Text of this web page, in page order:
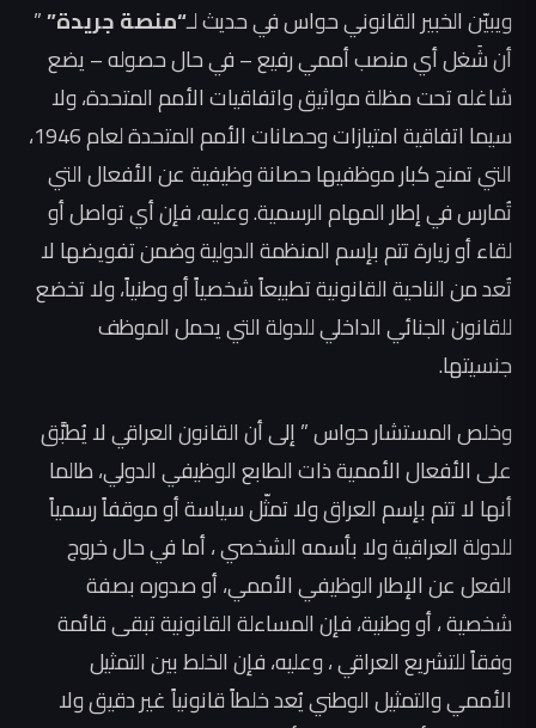
ويبيّن الخبير القانوني حواس في حديث لـ“منصة جريدة””
أن شَغل أي منصب أممي رفيع – في حال حصوله – يضع
شاغله تحت مظلة مواثيق واتفاقيات الأمم المتحدة، ولا
سيما اتفاقية امتيازات وحصانات الأمم المتحدة لعام 1946،
التي تمنح كبار موظفيها حصانة وظيفية عن الأفعال التي
تُمارس في إطار المهام الرسمية. وعليه، فإن أي تواصل أو
لقاء أو زيارة تتم بإسم المنظمة الدولية وضمن تفويضها لا
تُعد من الناحية القانونية تطبيعاً شخصياً أو وطنياً، ولا تخضع
للقانون الجنائي الداخلي للدولة التي يحمل الموظف
جنسيتها.
وخلص المستشار حواس ” إلى أن القانون العراقي لا يُطبَّق
على الأفعال الأممية ذات الطابع الوظيفي الدولي، طالما
أنها لا تتم بإسم العراق ولا تمثّل سياسة أو موقفاً رسمياً
للدولة العراقية ولا بأسمه الشخصي ، أما في حال خروج
الفعل عن الإطار الوظيفي الأممي، أو صدوره بصفة
شخصية ، أو وطنية، فإن المساءلة القانونية تبقى قائمة
وفقاً للتشريع العراقي ، وعليه، فإن الخلط بين التمثيل
الأممي والتمثيل الوطني يُعد خلطاً قانونياً غير دقيق ولا